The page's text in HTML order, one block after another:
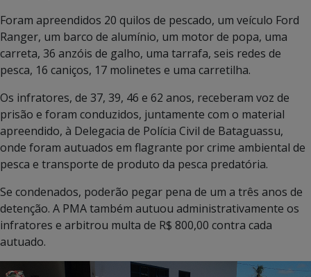
Foram apreendidos 20 quilos de pescado, um veículo Ford
Ranger, um barco de alumínio, um motor de popa, uma
carreta, 36 anzóis de galho, uma tarrafa, seis redes de
pesca, 16 caniços, 17 molinetes e uma carretilha.
Os infratores, de 37, 39, 46 e 62 anos, receberam voz de
prisão e foram conduzidos, juntamente com o material
apreendido, à Delegacia de Polícia Civil de Bataguassu,
onde foram autuados em flagrante por crime ambiental de
pesca e transporte de produto da pesca predatória.
Se condenados, poderão pegar pena de um a três anos de
detenção. A PMA também autuou administrativamente os
infratores e arbitrou multa de R$ 800,00 contra cada
autuado.